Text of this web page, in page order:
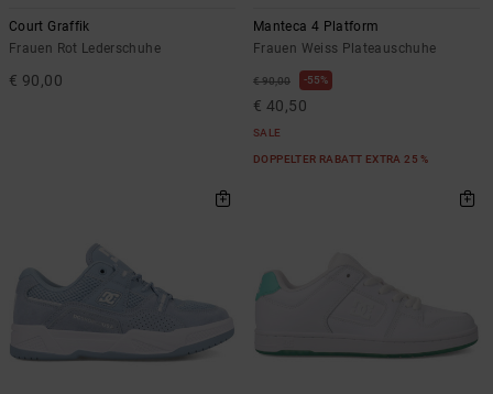
Court Graffik
Frauen Rot Lederschuhe
€ 90,00
Manteca 4 Platform
Frauen Weiss Plateauschuhe
€ 90,00 55%
€ 40,50
SALE
DOPPELTER RABATT EXTRA 25 %